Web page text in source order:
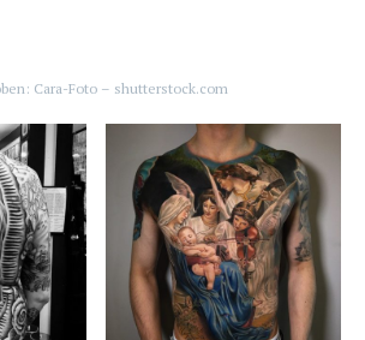
Cara-Foto – shutterstock.com